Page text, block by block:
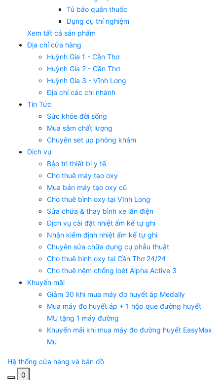
Tủ bảo quản thuốc
Dụng cụ thí nghiệm
Xem tất cả sản phẩm
Địa chỉ cửa hàng
Huỳnh Gia 1 - Cần Thơ
Huỳnh Gia 2 - Cần Thơ
Huỳnh Gia 3 - Vĩnh Long
Địa chỉ các chi nhánh
Tin Tức
Sức khỏe đời sống
Mua sắm chất lượng
Chuyên set up phòng khám
Dịch vụ
Bảo trì thiết bị y tế
Cho thuê máy tạo oxy
Mua bán máy tạo oxy cũ
Cho thuê bình oxy tại Vĩnh Long
Sửa chữa & thay bình xe lăn điện
Dịch vụ cài đặt nhiệt ẩm kế tự ghi
Nhận kiểm định nhiệt ẩm kế tự ghi
Chuyên sửa chữa dụng cụ phẫu thuật
Cho thuê bình oxy tại Cần Thơ 24/24
Cho thuê nệm chống loét Alpha Active 3
Khuyến mãi
Giảm 30 khi mua máy đo huyết áp Medally
Mua máy đo huyết áp + 1 hộp que đường huyết
MU tặng 1 máy đường
Khuyến mãi khi mua máy đo đường huyết EasyMax
Mu
Hệ thống cửa hàng và bản đồ
0